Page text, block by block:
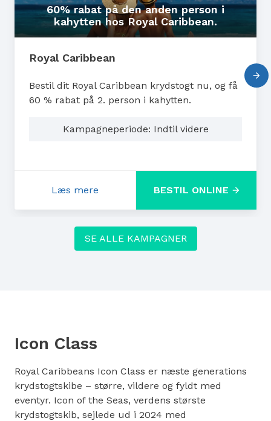
60% rabat på den anden person i
kahytten hos Royal Caribbean.
Royal Caribbean
Bestil dit Royal Caribbean krydstogt nu, og få
60 % rabat på 2. person i kahytten.
Kampagneperiode: Indtil videre
Læs mere
: 60% rabat på den anden person i
BESTIL ONLINE
SE ALLE KAMPAGNER
Icon Class
Royal Caribbeans Icon Class er næste generations
krydstogtskibe – større, vildere og fyldt med
eventyr. Icon of the Seas, verdens største
krydstogtskib, sejlede ud i 2024 med